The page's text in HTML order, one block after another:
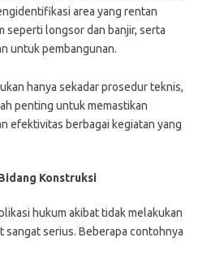
area yang rentan
seperti longsor dan banjir, serta
untuk pembangunan.
hanya sekadar prosedur teknis,
penting untuk memastikan
efektivitas berbagai kegiatan yang
Konstruksi
hukum akibat tidak melakukan
sangat serius. Beberapa contohnya